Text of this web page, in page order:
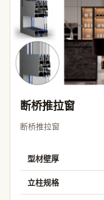
断桥推拉窗
断桥推拉窗
型材壁厚
立柱规格